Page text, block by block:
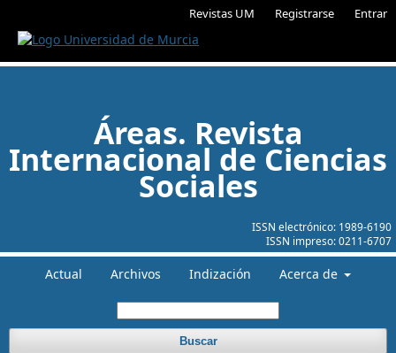
Revistas UM Registrarse Entrar
ISSN electrónico: 1989-6190
ISSN impreso:0211-6707
Áreas. Revista
Internacional de Ciencias
Sociales
Actual Archivos Indización Acerca de
Buscar